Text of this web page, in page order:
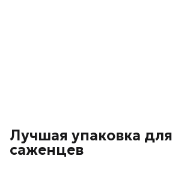
Лучшая упаковка
саженцев